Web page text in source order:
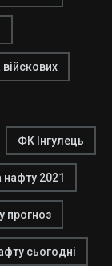
війскових
ФК Інгулець
нафту 2021
прогноз
сьогодні